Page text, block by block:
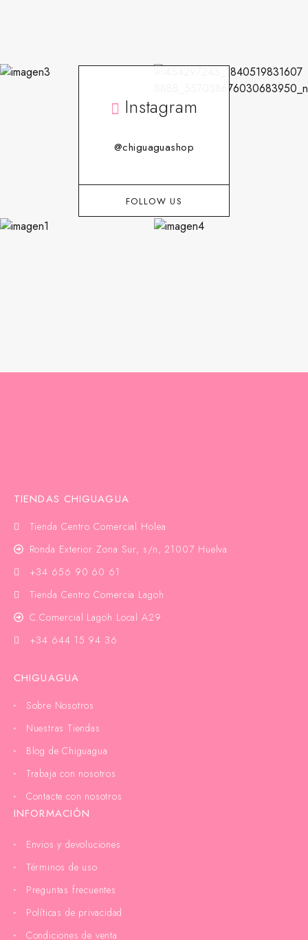
Instagram
@chiguaguashop
FOLLOW US
TIENDAS CHIGUAGUA
Tienda Centro Comercial Holea
Ronda Exterior Zona Sur, s/n, 21007 Huelva
+34 656 90 60 61
Tienda Centro Comercia Lagoh
C.Comercial Lagoh Local A29
+34 644 15 94 36
CHIGUAGUA
Sobre Nosotros
Nuestras Tiendas
Blog de Chiguagua
Trabaja con nosotros
Contacte con nosotros
INFORMACIÓN
Envios y devoluciones
Términos de uso
Preguntas frecuentes
Políticas de privacidad
Condiciones de venta